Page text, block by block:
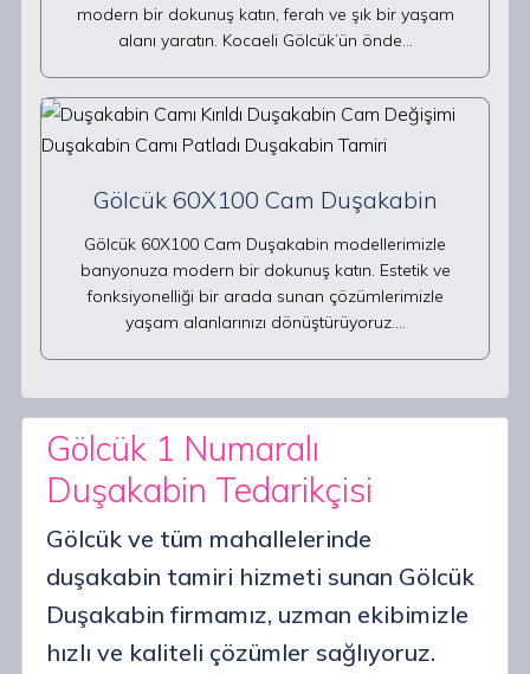
modern bir dokunuş katın, ferah ve şık bir yaşam
alanı yaratın. Kocaeli Gölcük’ün önde…
Gölcük 60X100 Cam Duşakabin
Gölcük 60X100 Cam Duşakabin modellerimizle
banyonuza modern bir dokunuş katın. Estetik ve
fonksiyonelliği bir arada sunan çözümlerimizle
yaşam alanlarınızı dönüştürüyoruz.…
Gölcük 1 Numaralı
Duşakabin Tedarikçisi
Gölcük ve tüm mahallelerinde
duşakabin tamiri hizmeti sunan Gölcük
Duşakabin firmamız, uzman ekibimizle
hızlı ve kaliteli çözümler sağlıyoruz.